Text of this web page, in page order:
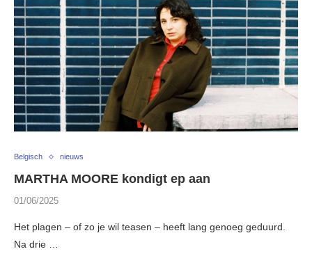
Belgisch nieuws
MARTHA MOORE kondigt ep aan
01/06/2025
Het plagen – of zo je wil teasen – heeft lang genoeg geduurd.
Na drie …